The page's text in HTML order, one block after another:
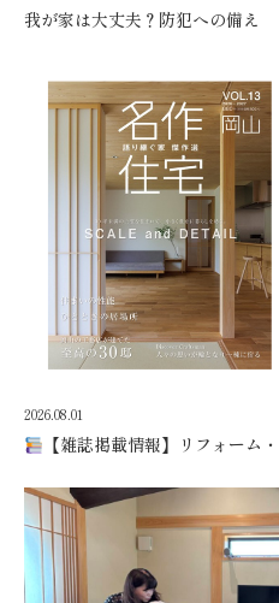
我が家は大丈夫？防犯への備え
2026.08.01
【雑誌掲載情報】リフォーム